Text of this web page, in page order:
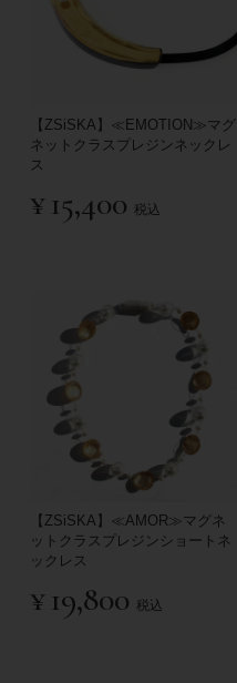
【ZSiSKA】≪EMOTION≫マグ
ネットクラスプレジンネックレ
ス
¥ 15,400 税込
【ZSiSKA】≪AMOR≫マグネ
ットクラスプレジンショートネ
ックレス
¥ 19,800 税込